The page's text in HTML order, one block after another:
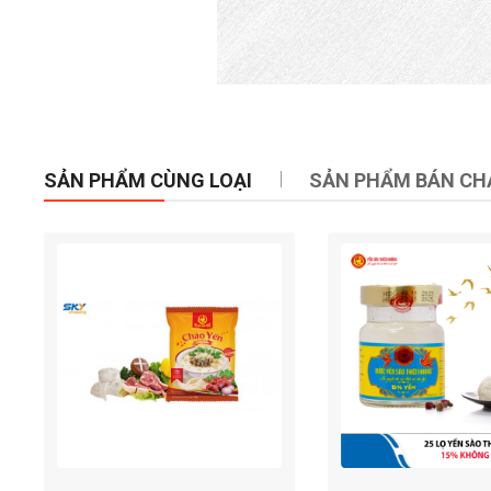
SẢN PHẨM CÙNG LOẠI SẢN PHẨM BÁN